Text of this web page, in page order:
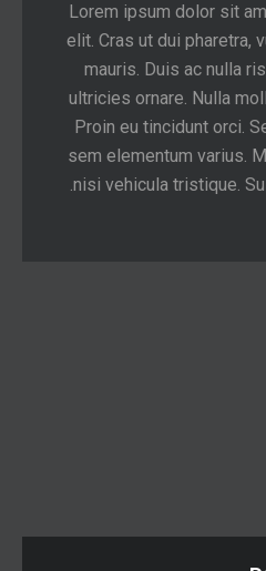
Lorem ipsum dolor sit
elit. Cras ut dui pharetra,
mauris. Duis ac nulla
ultricies ornare. Nulla
Proin eu tincidunt orci.
sem elementum varius.
nisi vehicula tristique.